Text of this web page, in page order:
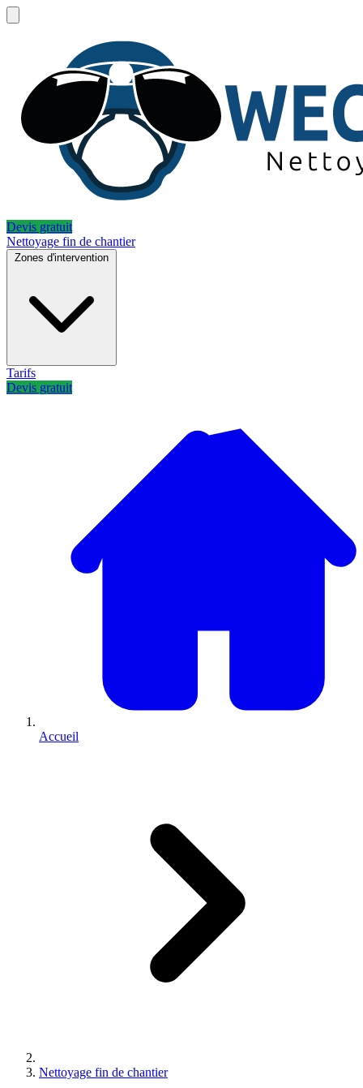
Devis gratuit
Nettoyage fin de chantier
Zones d'intervention
Tarifs
Devis gratuit
Accueil
Nettoyage fin de chantier